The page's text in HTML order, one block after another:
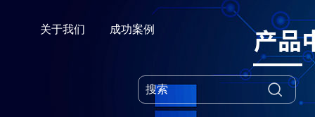
关于我们 成功案例